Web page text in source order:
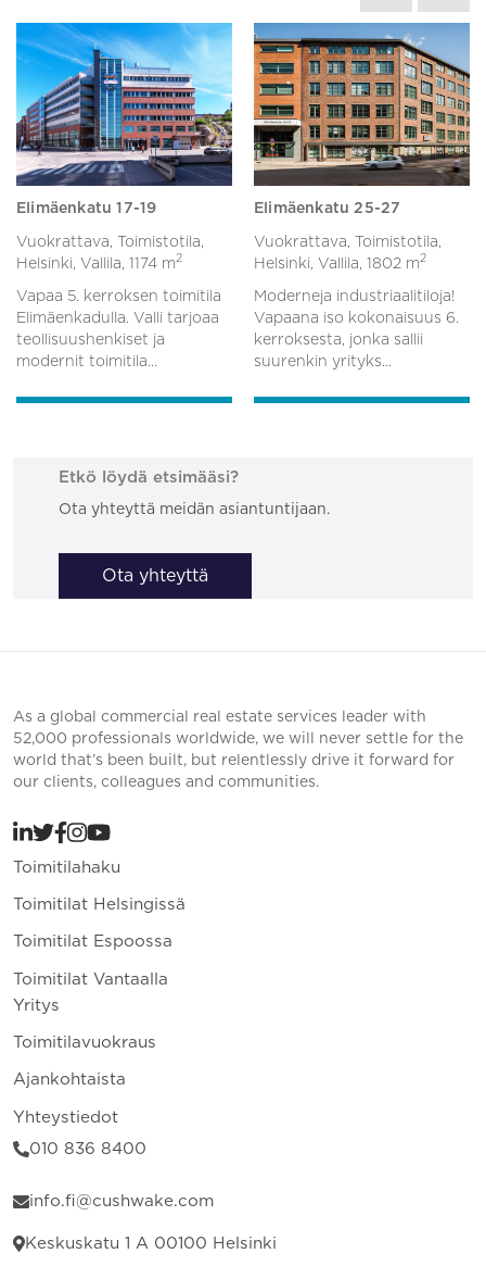
Elimäenkatu 17-19
Vuokrattava, Toimistotila,
Helsinki, Vallila, 1174 m2
Vapaa 5. kerroksen toimitila
Elimäenkadulla. Valli tarjoaa
teollisuushenkiset ja
modernit toimitila...
Elimäenkatu 25-27
Vuokrattava, Toimistotila,
Helsinki, Vallila, 1802 m2
Moderneja industriaalitiloja!
Vapaana iso kokonaisuus 6.
kerroksesta, jonka sallii
suurenkin yrityks...
Etkö löydä etsimääsi?
Ota yhteyttä meidän asiantuntijaan.
Ota yhteyttä
As a global commercial real estate services leader with
52,000 professionals worldwide, we will never settle for the
world that’s been built, but relentlessly drive it forward for
our clients, colleagues and communities.
Toimitilahaku
Toimitilat Helsingissä
Toimitilat Espoossa
Toimitilat Vantaalla
Yritys
Toimitilavuokraus
Ajankohtaista
Yhteystiedot
010 836 8400
info.fi@cushwake.com
Keskuskatu 1 A 00100 Helsinki